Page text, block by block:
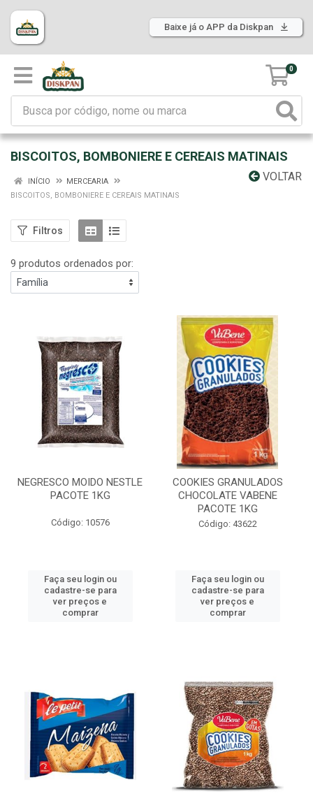
Baixe já o APP da Diskpan
0
BISCOITOS, BOMBONIERE E CEREAIS MATINAIS
VOLTAR
INÍCIO
MERCEARIA
BISCOITOS, BOMBONIERE E CEREAIS MATINAIS
Filtros
9 produtos ordenados por:
NEGRESCO MOIDO NESTLE
PACOTE 1KG
Código: 10576
Faça seu login ou
cadastre-se para
ver preços e
comprar
COOKIES GRANULADOS
CHOCOLATE VABENE
PACOTE 1KG
Código: 43622
Faça seu login ou
cadastre-se para
ver preços e
comprar